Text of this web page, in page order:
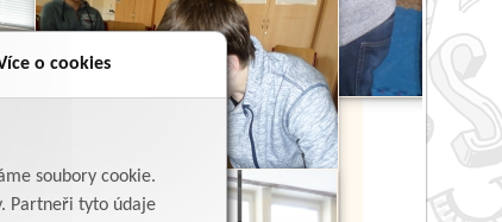
o cookies
soubory cookie.
Partneři tyto údaje